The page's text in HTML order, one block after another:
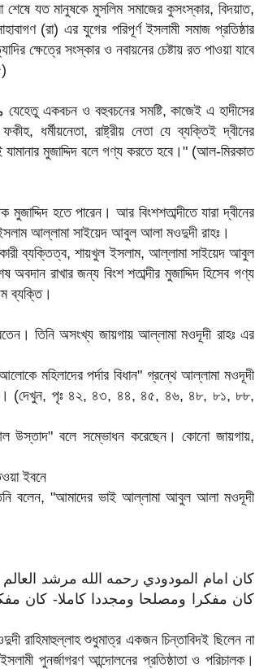
শেষে যত মানুষকে মুসলিম সমাজের কুসংস্কার, বিদয়াত,
(রা) এর যুগের পরিপূর্ণ ইসলামী সমাজ প্রতিষ্ঠার
ক্ষেত্রে সংস্কার ও নবায়নের চেষ্টায় রত পাওয়া যাবে
ধর্মীয়নেতা, রাষ্ট্রীয় নেতা যে ব্যক্তিই দ্বীনের
মুজাদ্দিদ বলে গণ্য করতে হবে।" (আল-মিরকাত
হতে পারেন। আর বিংশশতাব্দীতে যারা দ্বীনের
আল্লামা সাইয়েদ আবুল আলা মওদুদী রাহঃ।
ব্যক্তিত্ব, শায়খুল ইসলাম, আল্লামা সাইয়েদ আবুল
রাখার জন্য বিংশ শতাব্দীর মুজাদ্দিদ হিসেব গণ্য
ব্যক্তি।
তিনি অসংখ্য জায়গায় আল্লামা মওদূদী রাহঃ এর
মহিলাদের পর্দার বিধান" গ্রন্থে আল্লামা মওদূদী
(দেখুন, পৃঃ ৪২, ৪৩, ৪৪, ৪৫, ৪৬, ৪৮, ৮১, ৮৮,
উস্তাদ" বলে সম্ভোধন করেছেন। কোনো জায়গায়,
ইবনে
বলেন, "আমাদের ভাই আল্লামা আবুল আলা মওদূদী
كان امام المودودي رحمه الله مرشد
كان مفكرا ومصلحا ومجددا كاملا- كان
রাহিমাহুল্লাহ শুধুমাত্র একজন চিন্তাবিদই ছিলেন না
পুনর্জাগরণ আন্দোলনের প্রতিষ্ঠাতা ও পরিচালক।